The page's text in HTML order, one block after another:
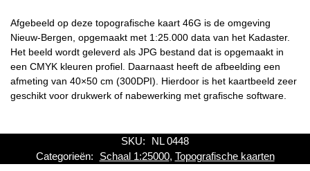
Afgebeeld op deze topografische kaart 46G is de omgeving
Nieuw-Bergen, opgemaakt met 1:25.000 data van het Kadaster.
Het beeld wordt geleverd als JPG bestand dat is opgemaakt in
een CMYK kleuren profiel. Daarnaast heeft de afbeelding een
afmeting van 40×50 cm (300DPI). Hierdoor is het kaartbeeld zeer
geschikt voor drukwerk of nabewerking met grafische software.
SKU:
NL 0448
Categorieën:
Schaal 1:25000, Topografische kaarten